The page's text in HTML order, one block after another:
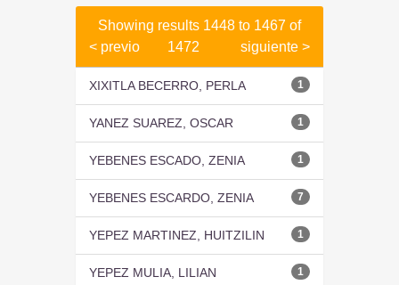
Showing results 1448 to 1467 of
1472
< previo siguiente >
XIXITLA BECERRO, PERLA 1
YANEZ SUAREZ, OSCAR 1
YEBENES ESCADO, ZENIA 1
YEBENES ESCARDO, ZENIA 7
YEPEZ MARTINEZ, HUITZILIN 1
YEPEZ MULIA, LILIAN 1